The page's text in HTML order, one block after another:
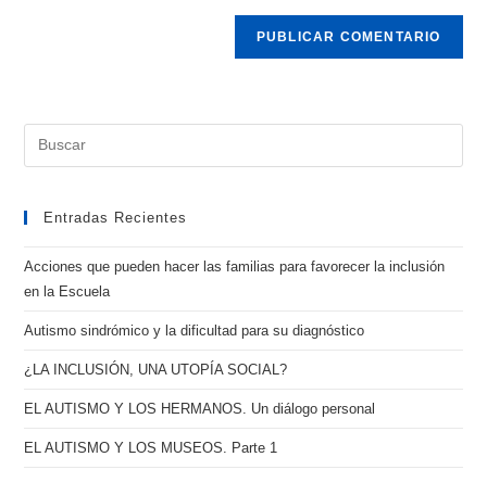
Entradas Recientes
Acciones que pueden hacer las familias para favorecer la inclusión
en la Escuela
Autismo sindrómico y la dificultad para su diagnóstico
¿LA INCLUSIÓN, UNA UTOPÍA SOCIAL?
EL AUTISMO Y LOS HERMANOS. Un diálogo personal
EL AUTISMO Y LOS MUSEOS. Parte 1